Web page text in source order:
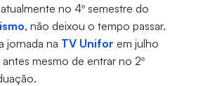
no 4º semestre do
, não deixou o tempo passar.
jornada na TV Unifor em julho
mesmo de entrar no 2º